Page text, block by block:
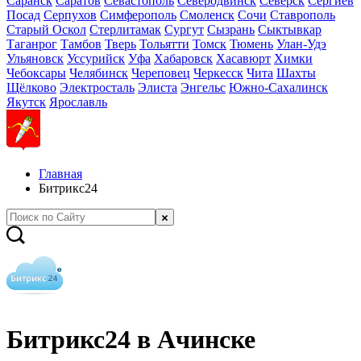
Посад Серпухов Симферополь Смоленск Сочи Ставрополь
Старый Оскол Стерлитамак Сургут Сызрань Сыктывкар
Таганрог Тамбов Тверь Тольятти Томск Тюмень Улан-Удэ
Ульяновск Уссурийск Уфа Хабаровск Хасавюрт Химки
Чебоксары Челябинск Череповец Черкесск Чита Шахты
Щёлково Электросталь Элиста Энгельс Южно-Сахалинск
Якутск Ярославль
Главная
Битрикс24
Битрикс24 в Ачинске